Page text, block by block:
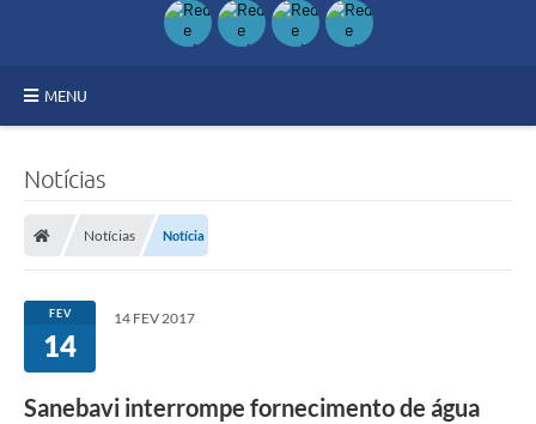
MENU
ÁGUA
COMPRAS E LICITAÇÕES
Notícias
Notícias Notícia
FEV
14
14 FEV 2017
Sanebavi interrompe fornecimento de água